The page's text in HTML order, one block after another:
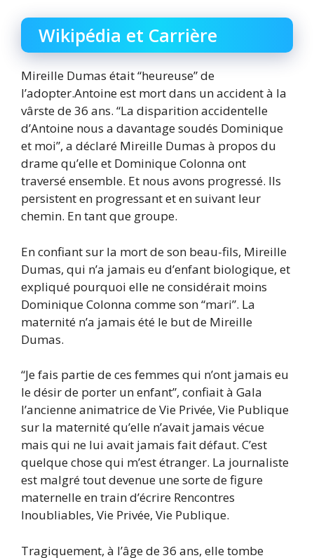
Wikipédia et Carrière
Mireille Dumas était “heureuse” de
l’adopter.Antoine est mort dans un accident à la
vârste de 36 ans. “La disparition accidentelle
d’Antoine nous a davantage soudés Dominique
et moi”, a déclaré Mireille Dumas à propos du
drame qu’elle et Dominique Colonna ont
traversé ensemble. Et nous avons progressé. Ils
persistent en progressant et en suivant leur
chemin. En tant que groupe.
En confiant sur la mort de son beau-fils, Mireille
Dumas, qui n’a jamais eu d’enfant biologique, et
expliqué pourquoi elle ne considérait moins
Dominique Colonna comme son “mari”. La
maternité n’a jamais été le but de Mireille
Dumas.
“Je fais partie de ces femmes qui n’ont jamais eu
le désir de porter un enfant”, confiait à Gala
l’ancienne animatrice de Vie Privée, Vie Publique
sur la maternité qu’elle n’avait jamais vécue
mais qui ne lui avait jamais fait défaut. C’est
quelque chose qui m’est étranger. La journaliste
est malgré tout devenue une sorte de figure
maternelle en train d’écrire Rencontres
Inoubliables, Vie Privée, Vie Publique.
Tragiquement, à l’âge de 36 ans, elle tombe